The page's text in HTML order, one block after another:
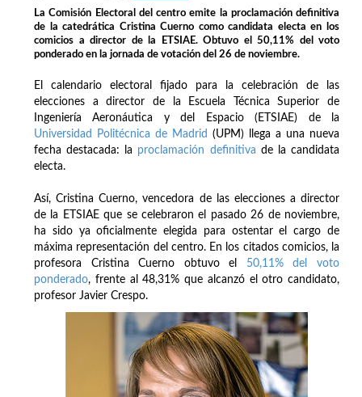
La Comisión Electoral del centro emite la proclamación definitiva
de la catedrática Cristina Cuerno como candidata electa en los
comicios a director de la ETSIAE. Obtuvo el 50,11% del voto
ponderado en la jornada de votación del 26 de noviembre.
El calendario electoral fijado para la celebración de las
elecciones a director de la Escuela Técnica Superior de
Ingeniería Aeronáutica y del Espacio (ETSIAE) de la
Universidad Politécnica de Madrid (UPM) llega a una nueva
fecha destacada: la proclamación definitiva de la candidata
electa.
Así, Cristina Cuerno, vencedora de las elecciones a director
de la ETSIAE que se celebraron el pasado 26 de noviembre,
ha sido ya oficialmente elegida para ostentar el cargo de
máxima representación del centro. En los citados comicios, la
profesora Cristina Cuerno obtuvo el 50,11% del voto
ponderado, frente al 48,31% que alcanzó el otro candidato,
profesor Javier Crespo.